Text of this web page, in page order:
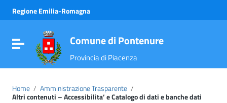
Vai al menu di navigazione
Vai al footer
Regione Emilia-Romagna
Attiva / disattiva la navigazione
Comune di Pontenure
Provincia di Piacenza
Home / Amministrazione Trasparente /
Altri contenuti – Accessibilita’ e Catalogo di dati e banche dati